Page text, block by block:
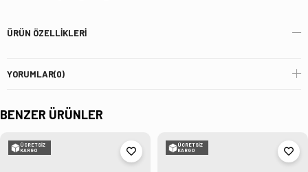
ÜRÜN ÖZELLIKLERI
YORUMLAR(0)
BENZER ÜRÜNLER
ÜCRETSIZ
KARGO
ÜCRETSIZ
KARGO